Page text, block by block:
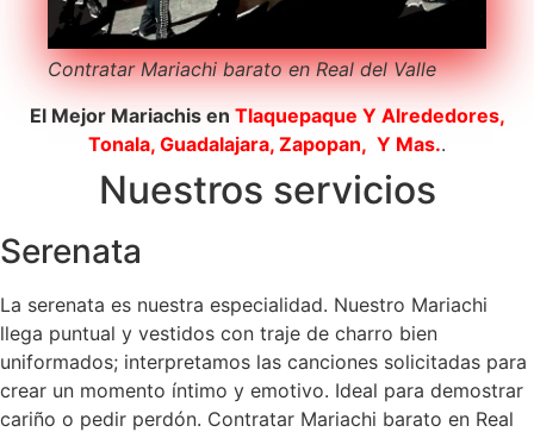
Contratar Mariachi barato en Real del Valle
El Mejor Mariachis en Tlaquepaque Y Alrededores,
Tonala, Guadalajara, Zapopan, Y Mas..
Nuestros servicios
Serenata
La serenata es nuestra especialidad. Nuestro Mariachi
llega puntual y vestidos con traje de charro bien
uniformados; interpretamos las canciones solicitadas para
crear un momento íntimo y emotivo. Ideal para demostrar
cariño o pedir perdón. Contratar Mariachi barato en Real